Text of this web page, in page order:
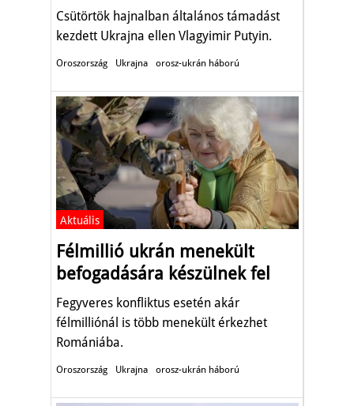
Csütörtök hajnalban általános támadást
kezdett Ukrajna ellen Vlagyimir Putyin.
Oroszország Ukrajna orosz-ukrán háború
Aktuális
Félmillió ukrán menekült
befogadására készülnek fel
Fegyveres konfliktus esetén akár
félmilliónál is több menekült érkezhet
Romániába.
Oroszország Ukrajna orosz-ukrán háború